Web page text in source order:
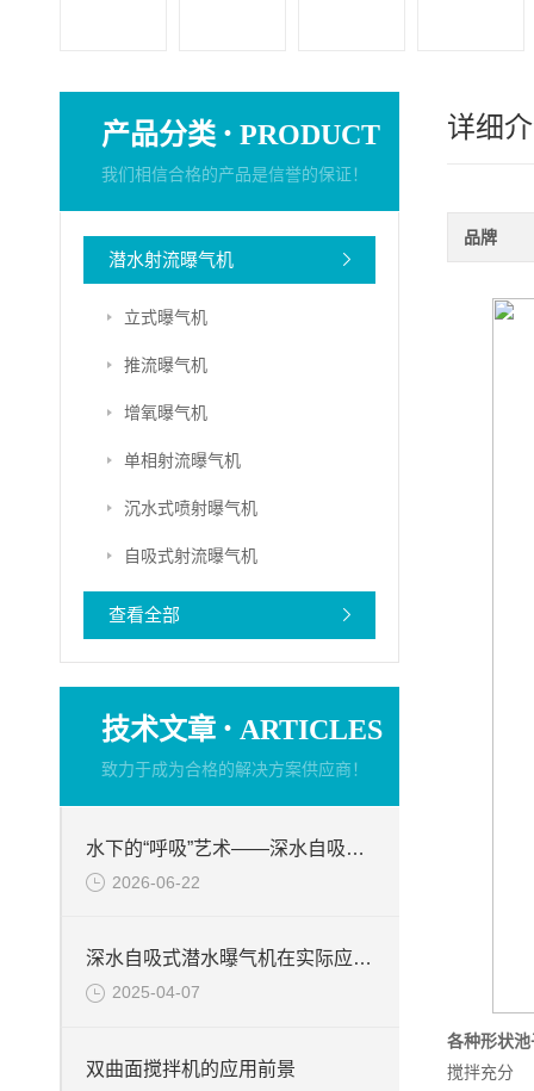
产品分类 · PRODUCT
我们相信合格的产品是信誉的保证！
潜水射流曝气机
立式曝气机
推流曝气机
增氧曝气机
单相射流曝气机
沉水式喷射曝气机
自吸式射流曝气机
查看全部
技术文章 · ARTICLES
致力于成为合格的解决方案供应商！
水下的“呼吸”艺术——深水自吸式潜水曝气机的技术原理与核心优势
2026-06-22
深水自吸式潜水曝气机在实际应用场景中的性能优势
2025-04-07
双曲面搅拌机的应用前景
详细
品牌
各种形状
搅拌充分